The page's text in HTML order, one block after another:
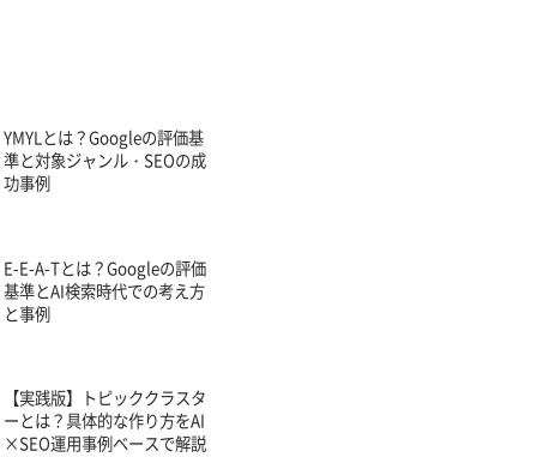
YMYLとは？Googleの評価基
準と対象ジャンル・SEOの成
功事例
E-E-A-Tとは？Googleの評価
基準とAI検索時代での考え方
と事例
【実践版】トピッククラスタ
ーとは？具体的な作り方をAI
×SEO運用事例ベースで解説